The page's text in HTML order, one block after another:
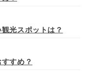
光スポットは？
すめ？